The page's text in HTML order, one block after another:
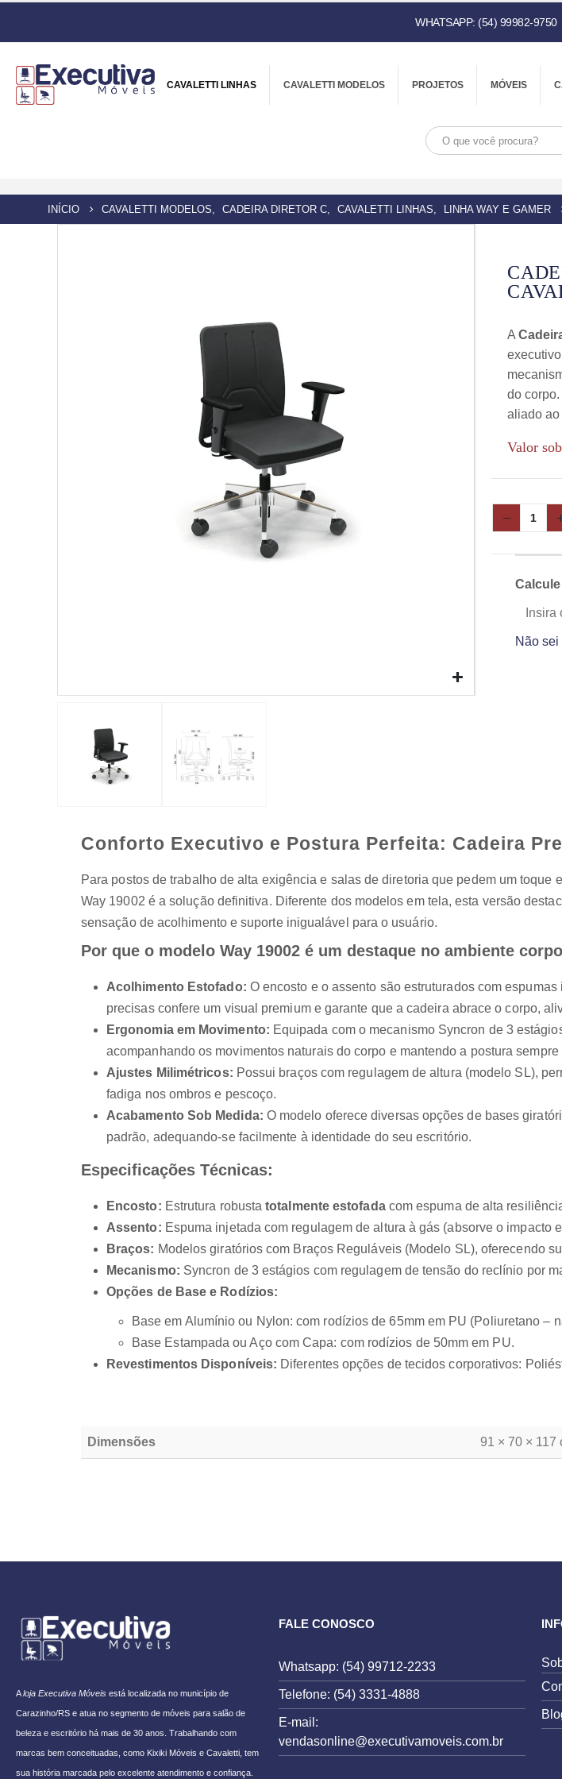
WHATSAPP: (54) 99982-9750
CAVALETTI LINHAS CAVALETTI MODELOS PROJETOS MÓVEIS
INÍCIO CAVALETTI MODELOS, CADEIRA DIRETOR C, CAVALETTI LINHAS, LINHA WAY E GAMER
A
do
aliado ao
Valor
Não
Conforto Executivo e Postura Perfeita: Cadeira
Para postos de trabalho de alta exigência e salas de diretoria que pedem um toque
Way 19002 é a solução definitiva. Diferente dos modelos em tela, esta versão
sensação de acolhimento e suporte inigualável para o usuário.
Por que o modelo Way 19002 é um destaque no ambiente
Acolhimento Estofado: O encosto e o assento são estruturados com
precisas confere um visual premium e garante que a cadeira abrace o corpo,
Ergonomia em Movimento: Equipada com o mecanismo Syncron de 3
acompanhando os movimentos naturais do corpo e mantendo a postura sempre
Ajustes Milimétricos: Possui braços com regulagem de altura (modelo SL),
fadiga nos ombros e pescoço.
Acabamento Sob Medida: O modelo oferece diversas opções de bases
padrão, adequando-se facilmente à identidade do seu escritório.
Especificações Técnicas:
Encosto: Estrutura robustatotalmente estofadacom espuma de alta
Assento: Espuma injetada com regulagem de altura à gás (absorve o impacto
Braços: Modelos giratórios com Braços Reguláveis (Modelo SL), oferecendo
Mecanismo: Syncron de 3 estágios com regulagem de tensão do reclínio por
Opções de Base e Rodízios:
Base em Alumínio ou Nylon: com rodízios de 65mm em PU (Poliuretano –
Base Estampada ou Aço com Capa: com rodízios de 50mm em PU.
Revestimentos Disponíveis: Diferentes opções de tecidos corporativos:
Dimensões 91 × 70 × 117
Aloja Executiva Móveis está localizada no município de
Carazinho/RS e atua no segmento de móveis para salão de
beleza e escritório há mais de 30 anos. Trabalhando com
marcas bem conceituadas, como Kixiki Móveis e Cavaletti, tem
sua história marcada pelo excelente atendimento e confiança.
FALE CONOSCO
Whatsapp: (54) 99712-2233
Telefone: (54) 3331-4888
E-mail:
vendasonline@executivamoveis.com.br